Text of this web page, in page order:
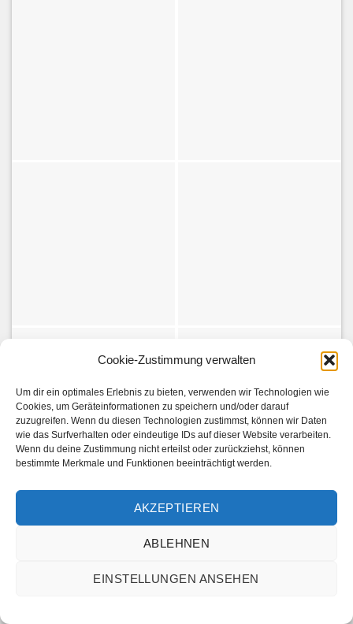
Cookie-Zustimmung verwalten
Um dir ein optimales Erlebnis zu bieten, verwenden wir Technologien wie
Cookies, um Geräteinformationen zu speichern und/oder darauf
zuzugreifen. Wenn du diesen Technologien zustimmst, können wir Daten
wie das Surfverhalten oder eindeutige IDs auf dieser Website verarbeiten.
Wenn du deine Zustimmung nicht erteilst oder zurückziehst, können
bestimmte Merkmale und Funktionen beeinträchtigt werden.
AKZEPTIEREN
ABLEHNEN
EINSTELLUNGEN ANSEHEN